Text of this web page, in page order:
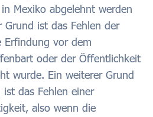
Mexiko abgelehnt werden
Grund ist das Fehlen der
Erfindung vor dem
oder der Öffentlichkeit
wurde. Ein weiterer Grund
das Fehlen einer
also wenn die